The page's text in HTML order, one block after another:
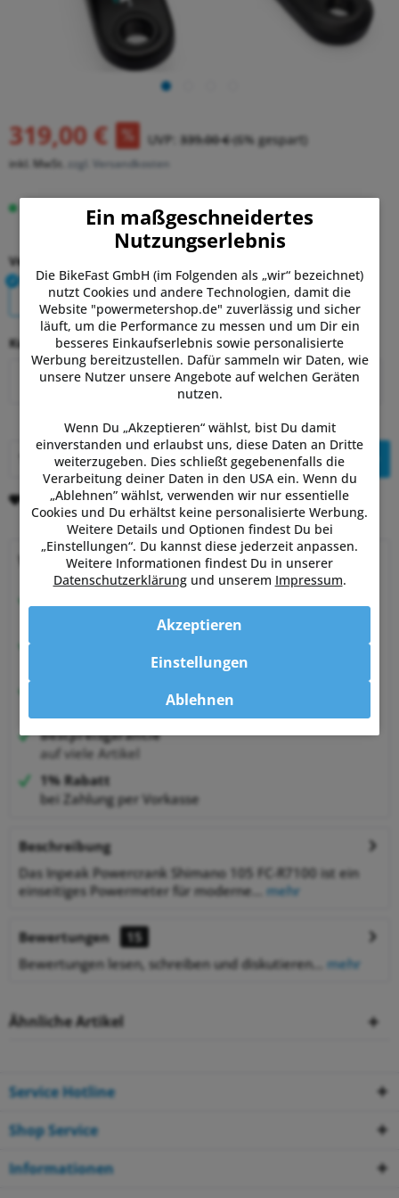
319,00 € UVP: 339,00 €(6% gespart)
inkl. MwSt. zzgl. Versandkosten
Auf Lager.Lieferung Sa, 08.08. - Di, 11.08.
Version:
Batterie Akku
Kurbellänge:
165mm 170mm 172,5mm 175mm
In den Warenkorb
Merken Bewerten
Warum Powermetershop?
von Sportlern für Sportler
99,6% zufriedene Kunden bei Shopauskunft.de
30 Tage Money-Back-Garantie
Bestpreisgarantie
auf viele Artikel
1% Rabatt
bei Zahlung per Vorkasse
Beschreibung
Das Inpeak Powercrank Shimano 105 FC-R7100 ist ein
einseitiges Powermeter für moderne...
mehr
Bewertungen
15
Bewertungen lesen, schreiben und diskutieren...
mehr
Ähnliche Artikel
Service Hotline
Shop Service
Informationen
Ein maßgeschneidertes
Nutzungserlebnis
Die BikeFast GmbH (im Folgenden als „wir“ bezeichnet)
nutzt Cookies und andere Technologien, damit die
Website "powermetershop.de" zuverlässig und sicher
läuft, um die Performance zu messen und um Dir ein
besseres Einkaufserlebnis sowie personalisierte
Werbung bereitzustellen. Dafür sammeln wir Daten, wie
unsere Nutzer unsere Angebote auf welchen Geräten
nutzen.
Wenn Du „Akzeptieren“ wählst, bist Du damit
einverstanden und erlaubst uns, diese Daten an Dritte
weiterzugeben. Dies schließt gegebenenfalls die
Verarbeitung deiner Daten in den USA ein. Wenn du
„Ablehnen” wählst, verwenden wir nur essentielle
Cookies und Du erhältst keine personalisierte Werbung.
Weitere Details und Optionen findest Du bei
„Einstellungen“. Du kannst diese jederzeit anpassen.
Weitere Informationen findest Du in unserer
Datenschutzerklärungund unserem Impressum.
Ablehnen
Akzeptieren
Einstellungen